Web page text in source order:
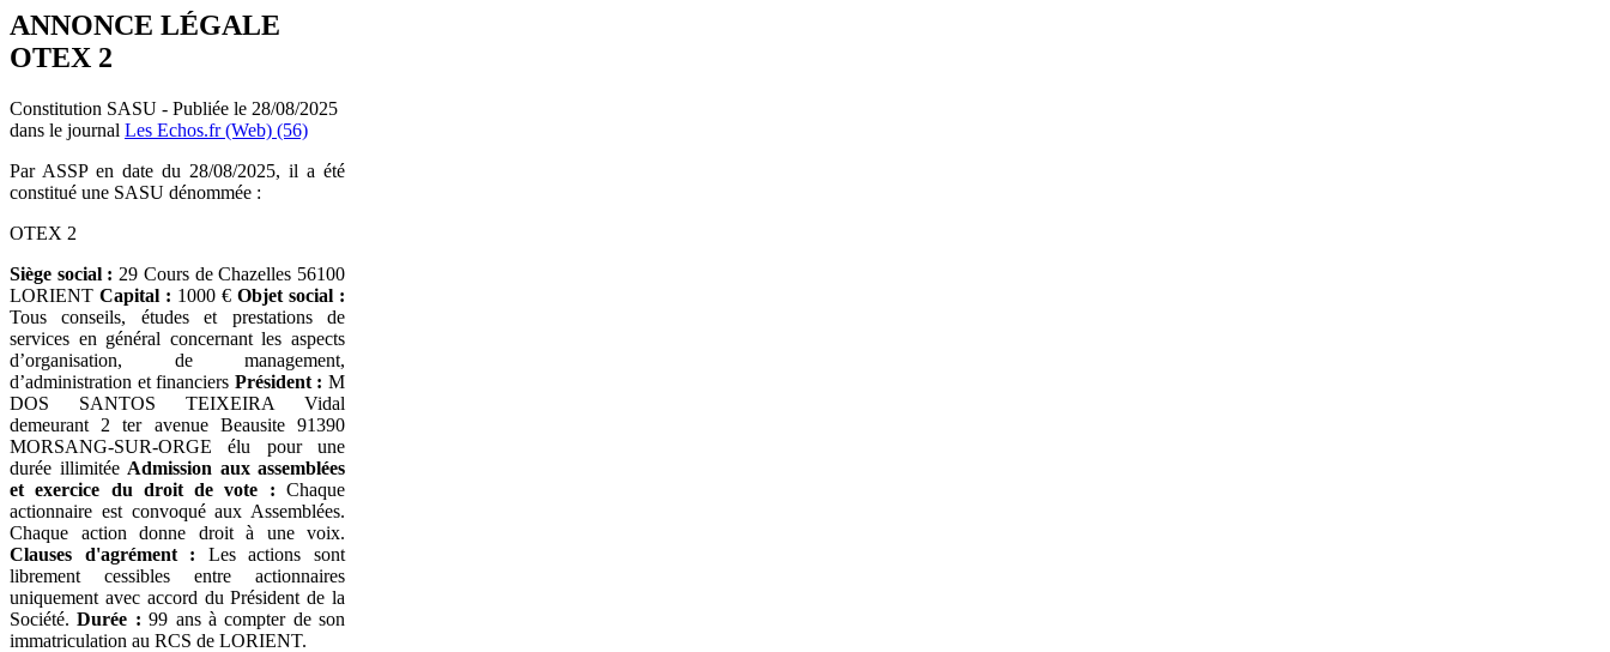
ANNONCE LÉGALE
OTEX 2
Constitution SASU - Publiée le 28/08/2025
dans le journal Les Echos.fr (Web) (56)
Par ASSP en date du 28/08/2025, il a été
constitué une SASU dénommée :
OTEX 2
Siège social : 29 Cours de Chazelles 56100
LORIENT Capital : 1000 € Objet social :
Tous conseils, études et prestations de
services en général concernant les aspects
d’organisation, de management,
d’administration et financiers Président : M
DOS SANTOS TEIXEIRA Vidal
demeurant 2 ter avenue Beausite 91390
MORSANG-SUR-ORGE élu pour une
durée illimitée Admission aux assemblées
et exercice du droit de vote : Chaque
actionnaire est convoqué aux Assemblées.
Chaque action donne droit à une voix.
Clauses d'agrément : Les actions sont
librement cessibles entre actionnaires
uniquement avec accord du Président de la
Société.Durée : 99 ans à compter de son
immatriculation au RCS de LORIENT.